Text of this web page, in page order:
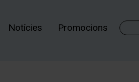
Notícies Promocions